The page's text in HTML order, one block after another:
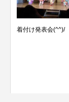
着付け発表会(^^)/